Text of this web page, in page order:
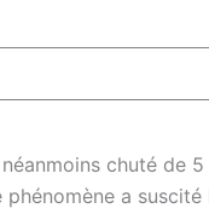
chuté de 5
a